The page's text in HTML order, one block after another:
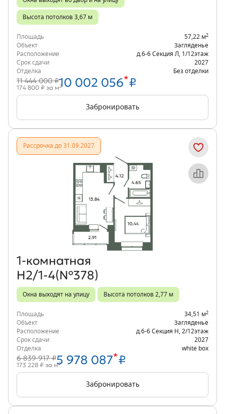
Высота потолков 3,67 м
Площадь 57,22 м2
Объект
Загляденье
Расположение
д.6-6 Секция Л 1/12этаж
Срок сдачи
2027
Отделка
Без отделки
11 444 000 ₽10 002 056*₽
174 800 ₽ за м2
Забронировать
Рассрочка до 31.09.2027
Объект месяца
1‑комнатная
Н2/1-4(№378)
Окна выходят на улицу Высота потолков 2,77 м
Площадь 34,51 м2
Объект
Загляденье
Расположение
д.6-6 Секция Н 2/12этаж
Срок сдачи
2027
Отделка
white box
6 839 917 ₽5 978 087*₽
173 228 ₽ за м2
Забронировать